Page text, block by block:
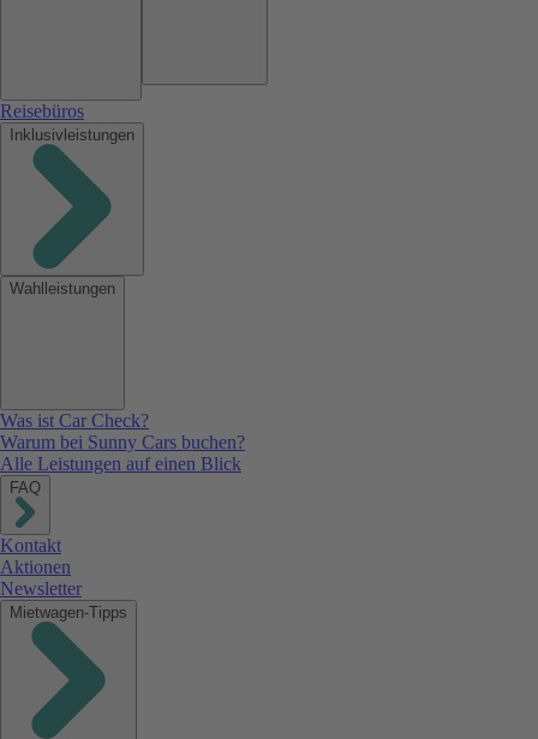
Reisebüros
Inklusivleistungen
Wahlleistungen
Was ist Car Check?
Warum bei Sunny Cars buchen?
Alle Leistungen auf einen Blick
FAQ
Kontakt
Aktionen
Newsletter
Mietwagen-Tipps